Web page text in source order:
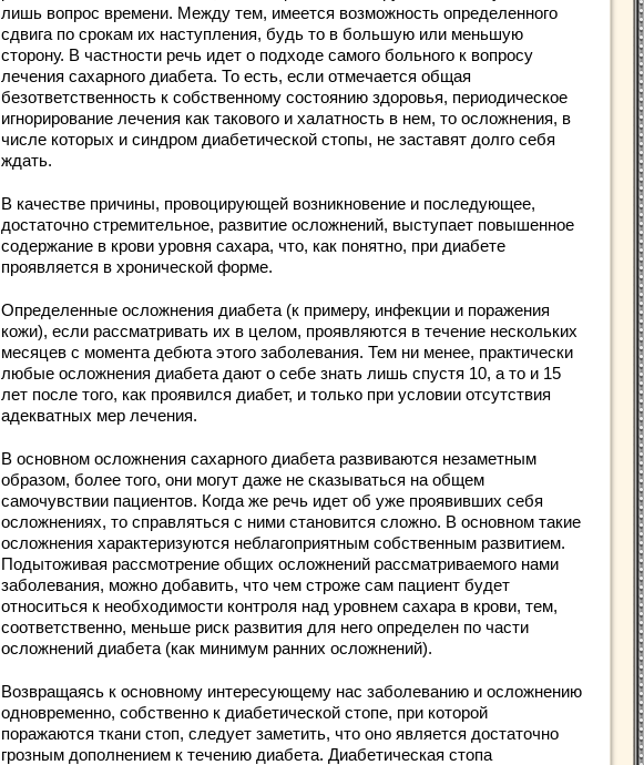
лишь вопрос времени. Между тем, имеется возможность определенного
сдвига по срокам их наступления, будь то в большую или меньшую
сторону. В частности речь идет о подходе самого больного к вопросу
лечения сахарного диабета. То есть, если отмечается общая
безответственность к собственному состоянию здоровья, периодическое
игнорирование лечения как такового и халатность в нем, то осложнения, в
числе которых и синдром диабетической стопы, не заставят долго себя
ждать.
В качестве причины, провоцирующей возникновение и последующее,
достаточно стремительное, развитие осложнений, выступает повышенное
содержание в крови уровня сахара, что, как понятно, при диабете
проявляется в хронической форме.
Определенные осложнения диабета (к примеру, инфекции и поражения
кожи), если рассматривать их в целом, проявляются в течение нескольких
месяцев с момента дебюта этого заболевания. Тем ни менее, практически
любые осложнения диабета дают о себе знать лишь спустя 10, а то и 15
лет после того, как проявился диабет, и только при условии отсутствия
адекватных мер лечения.
В основном осложнения сахарного диабета развиваются незаметным
образом, более того, они могут даже не сказываться на общем
самочувствии пациентов. Когда же речь идет об уже проявивших себя
осложнениях, то справляться с ними становится сложно. В основном такие
осложнения характеризуются неблагоприятным собственным развитием.
Подытоживая рассмотрение общих осложнений рассматриваемого нами
заболевания, можно добавить, что чем строже сам пациент будет
относиться к необходимости контроля над уровнем сахара в крови, тем,
соответственно, меньше риск развития для него определен по части
осложнений диабета (как минимум ранних осложнений).
Возвращаясь к основному интересующему нас заболеванию и осложнению
одновременно, собственно к диабетической стопе, при которой
поражаются ткани стоп, следует заметить, что оно является достаточно
грозным дополнением к течению диабета. Диабетическая стопа